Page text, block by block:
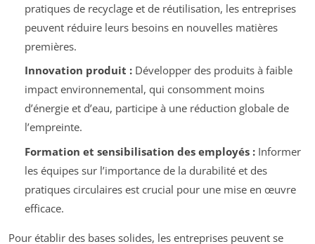
pratiques de recyclage et de réutilisation, les entreprises
peuvent réduire leurs besoins en nouvelles matières
premières.
Innovation produit :Développer des produits à faible
impact environnemental, qui consomment moins
d’énergie et d’eau, participe à une réduction globale de
l’empreinte.
Formation et sensibilisation des employés :Informer
les équipes sur l’importance de la durabilité et des
pratiques circulaires est crucial pour une mise en œuvre
efficace.
Pour établir des bases solides, les entreprises peuvent se